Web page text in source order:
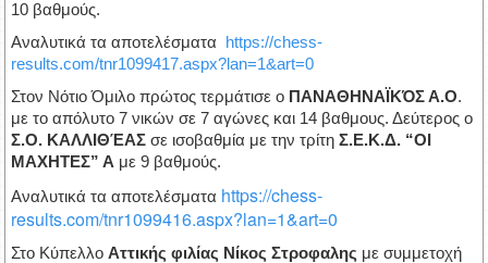
10 βαθμούς.
Αναλυτικά τα αποτελέσματα
https://chess-
results.com/tnr1099417.aspx?lan=1&art=0
Στον Νότιο Όμιλο πρώτος τερμάτισε ο ΠΑΝΑΘΗΝΑΪΚΌΣ Α.Ο.
με το απόλυτο 7 νικών σε 7 αγώνες και 14 βαθμους. Δεύτερος ο
Σ.Ο. ΚΑΛΛΙΘΈΑΣ σε ισοβαθμία με την τρίτη Σ.Ε.Κ.Δ. “ΟΙ
ΜΑΧΗΤΕΣ” Α με 9 βαθμούς.
Αναλυτικά τα αποτελέσματα https://chess-
results.com/tnr1099416.aspx?lan=1&art=0
Στο Κύπελλο Αττικής φιλίας Νίκος Στροφαλης με συμμετοχή